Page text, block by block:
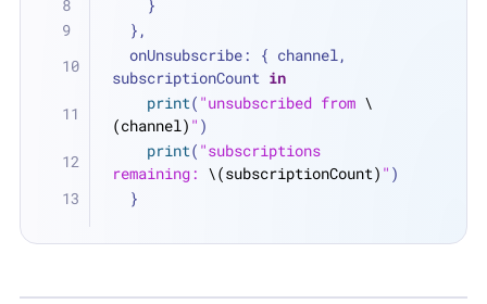
    }
  },
  onUnsubscribe: { channel,
subscriptionCount in
print( "unsubscribed from \
(channel) " )
print( "subscriptions
remaining: \(subscriptionCount) " )
  }